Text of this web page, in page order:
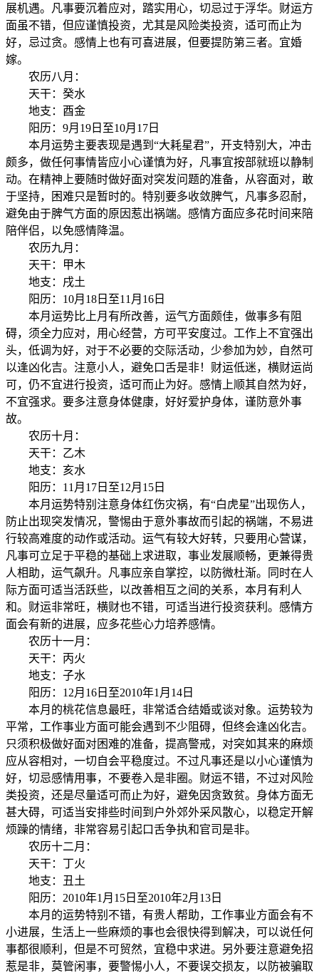
展机遇。凡事要沉着应对，踏实用心，切忌过于浮华。财运方
面虽不错，但应谨慎投资，尤其是风险类投资，适可而止为
好，忌过贪。感情上也有可喜进展，但要提防第三者。宜婚
嫁。
农历八月：
天干：癸水
地支：酉金
阳历：9月19日至10月17日
本月运势主要表现是遇到“大耗星君”，开支特别大，冲击
颇多，做任何事情皆应小心谨慎为好，凡事宜按部就班以静制
动。在精神上要随时做好面对突发问题的准备，从容面对，敢
于坚持，困难只是暂时的。特别要多收敛脾气，凡事多忍耐，
避免由于脾气方面的原因惹出祸端。感情方面应多花时间来陪
陪伴侣，以免感情降温。
农历九月：
天干：甲木
地支：戌土
阳历：10月18日至11月16日
本月运势比上月有所改善，运气方面颇佳，做事多有阻
碍，须全力应对，用心经营，方可平安度过。工作上不宜强出
头，低调为好，对于不必要的交际活动，少参加为妙，自然可
以逢凶化吉。注意小人，避免口舌是非！财运低迷，横财运尚
可，仍不宜进行投资，适可而止为好。感情上顺其自然为好，
不宜强求。要多注意身体健康，好好爱护身体，谨防意外事
故。
农历十月：
天干：乙木
地支：亥水
阳历：11月17日至12月15日
本月运势特别注意身体红伤灾祸，有“白虎星”出现伤人，
防止出现突发情况，警惕由于意外事故而引起的祸端，不易进
行较高难度的动作或活动。运气有较大好转，只要用心营谋，
凡事可立足于平稳的基础上求进取，事业发展顺畅，更兼得贵
人相助，运气飙升。凡事应亲自掌控，以防微杜渐。同时在人
际方面可适当活跃些，以改善相互之间的关系，本月有利人
和。财运非常旺，横财也不错，可适当进行投资获利。感情方
面会有新的进展，应多花些心力培养感情。
农历十一月：
天干：丙火
地支：子水
阳历：12月16日至2010年1月14日
本月的桃花信息最旺，非常适合结婚或谈对象。运势较为
平常，工作事业方面可能会遇到不少阻碍，但终会逢凶化吉。
只须积极做好面对困难的准备，提高警戒，对突如其来的麻烦
应从容相对，一切自会平稳度过。不过凡事还是以小心谨慎为
好，切忌感情用事，不要卷入是非圈。财运不错，不过对风险
类投资，还是尽量适可而止为好，避免因贪致贫。身体方面无
甚大碍，可适当安排些时间到户外郊外采风散心，以稳定开解
烦躁的情绪，非常容易引起口舌争执和官司是非。
农历十二月：
天干：丁火
地支：丑土
阳历：2010年1月15日至2010年2月13日
本月的运势特别不错，有贵人帮助，工作事业方面会有不
小进展，生活上一些麻烦的事也会很快得到解决，可以说任何
事都很顺利，但是不可贸然，宜稳中求进。另外要注意避免招
惹是非，莫管闲事，要警惕小人，不要误交损友，以防被骗取